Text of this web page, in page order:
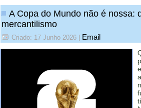
A Copa do Mundo não é nossa:
mercantilismo
Criado: 17 Junho 2026 Email